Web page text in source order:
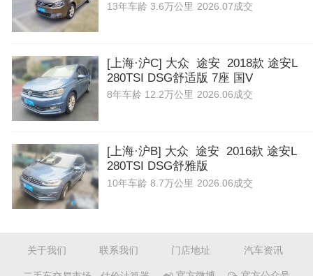
13年车龄 3.6万公里 2026.07成交
[上海·沪C] 大众 途安 2018款 途安L
280TSI DSG舒适版 7座 国V
8年车龄 12.2万公里 2026.06成交
[上海·沪B] 大众 途安 2016款 途安L
280TSI DSG舒雅版
10年车龄 8.7万公里 2026.06成交
关于我们 联系我们 门店地址 汽车资讯